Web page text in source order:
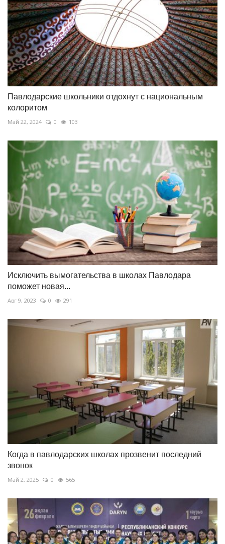
Павлодарские школьники отдохнут с национальным
колоритом
Май 22, 2024 0 103
Исключить вымогательства в школах Павлодара
поможет новая...
Авг 9, 2023 0 291
Когда в павлодарских школах прозвенит последний
звонок
Май 2, 2025 0 565